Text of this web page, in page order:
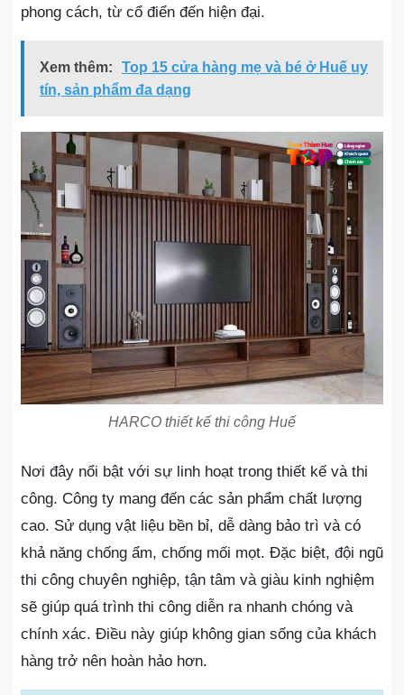
phong cách, từ cổ điển đến hiện đại.
Xem thêm:
Top 15 cửa hàng mẹ và bé ở Huế uy
tín, sản phẩm đa dạng
HARCO thiết kế thi công Huế
Nơi đây nổi bật với sự linh hoạt trong thiết kế và thi
công. Công ty mang đến các sản phẩm chất lượng
cao. Sử dụng vật liệu bền bỉ, dễ dàng bảo trì và có
khả năng chống ẩm, chống mối mọt. Đặc biệt, đội ngũ
thi công chuyên nghiệp, tận tâm và giàu kinh nghiệm
sẽ giúp quá trình thi công diễn ra nhanh chóng và
chính xác. Điều này giúp không gian sống của khách
hàng trở nên hoàn hảo hơn.